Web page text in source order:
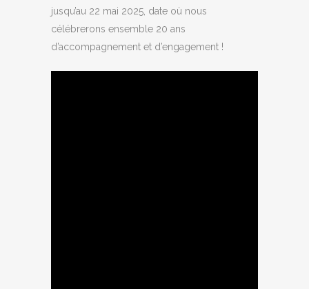
jusqu’au 22 mai 2025, date où nous
célébrerons ensemble 20 ans
d’accompagnement et d’engagement !